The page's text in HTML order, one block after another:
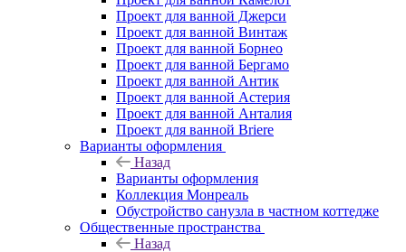
Проект для ванной Джерси
Проект для ванной Винтаж
Проект для ванной Борнео
Проект для ванной Бергамо
Проект для ванной Антик
Проект для ванной Астерия
Проект для ванной Анталия
Проект для ванной Briere
Варианты оформления
Назад
Варианты оформления
Коллекция Монреаль
Обустройство санузла в частном коттедже
Общественные пространства
Назад